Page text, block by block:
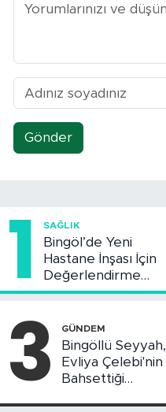
Gönder
1 SAĞLIK
Bingöl’de Yeni
Hastane İnşası İçin
Değerlendirme
Toplantısı Yapıldı
3 GÜNDEM
Bingöllü Seyyah,
Evliya Çelebi'nin
Bahsettiği